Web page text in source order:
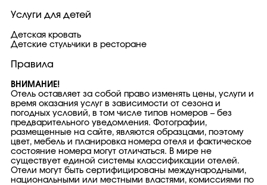
Услуги для детей
Детская кровать
Детские стульчики в ресторане
Правила
ВНИМАНИЕ!
Отель оставляет за собой право изменять цены, услуги и
время оказания услуг в зависимости от сезона и
погодных условий, в том числе типов номеров – без
предварительного уведомления. Фотографии,
размещенные на сайте, являются образцами, поэтому
цвет, мебель и планировка номера отеля и фактическое
состояние номера могут отличаться. В мире не
существует единой системы классификации отелей.
Отели могут быть сертифицированы международными,
национальными или местными властями, комиссиями по